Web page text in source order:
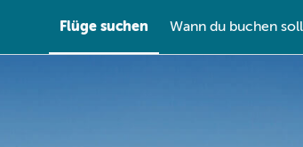
Flüge suchen Wann du buchen